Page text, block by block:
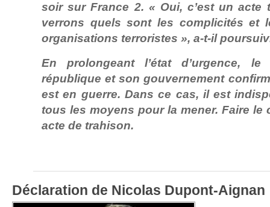
soir sur France 2. « Oui, c’est un acte
verrons quels sont les complicités et
organisations terroristes », a-t-il
En prolongeant l’état d’urgence,
république et son gouvernement
est en guerre. Dans ce cas, il est
tous les moyens pour la mener. Faire le
acte de trahison.
Déclaration de Nicolas Dupont-Aignan